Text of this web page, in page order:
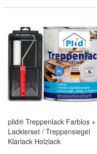
plid® Treppenlack Farblos +
Lackierset / Treppensiegel
Klarlack Holzlack